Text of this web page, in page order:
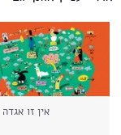
אין זו אגדה